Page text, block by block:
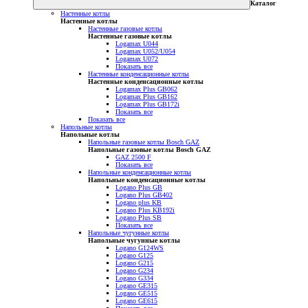
Каталог
Настенные котлы
Настенные котлы
Настенные газовые котлы
Настенные газовые котлы
Logamax U044
Logamax U052/U054
Logamax U072
Показать все
Настенные конденсационные котлы
Настенные конденсационные котлы
Logamax Plus GB062
Logamax Plus GB162
Logamax Plus GB172i
Показать все
Показать все
Напольные котлы
Напольные котлы
Напольные газовые котлы Bosch GAZ
Напольные газовые котлы Bosch GAZ
GAZ 2500 F
Показать все
Напольные конденсационные котлы
Напольные конденсационные котлы
Logano Plus GB
Logano Plus GB402
Logano plus KB
Logano Plus KB192i
Logano Plus SB
Показать все
Напольные чугунные котлы
Напольные чугунные котлы
Logano G124WS
Logano G125
Logano G215
Logano G234
Logano G334
Logano GE315
Logano GE515
Logano GE615